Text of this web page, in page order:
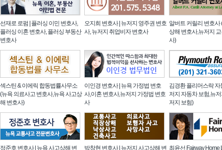
선재로 로펌 | 플러싱 이민 변호사,
플러싱 이혼 변호사, 플러싱 부동산
변호사
오지희 변호사 | 뉴저지 영주권 변호
사, 뉴저지 취업비자 변호사
알버트 커릴리 변호사
상해 변호사,뉴저지
사)
섹스틴 & 이에릭 합동법률사무소
(뉴욕 의료사고 변호사,뉴욕 사고상
해 변호사)
이인경 변호사 | 뉴욕 가정법 변호
사,이혼 변호사,뉴저지 가정법 변호
사
김경환 플리머스락 자
저지 자동차 보험,뉴
저지 보험)
정준호 변호사 | 뉴욕 사고상해 변
박창현 변호사 | 뉴저지 사고상해 변 최윤선 Fairway Home